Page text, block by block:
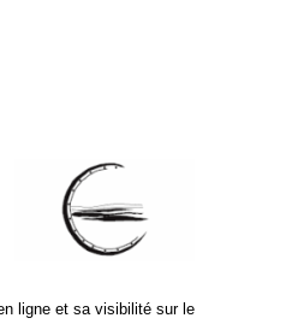
ligne et sa visibilité sur le